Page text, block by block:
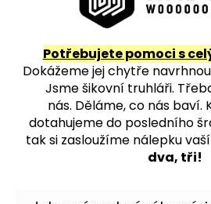
Potřebujete pomoci s
Dokážeme jej chytře
Jsme šikovní truhláři.
nás. Děláme, co nás baví.
dotahujeme do posledního
tak si zasloužíme nálepku
dva, tři!